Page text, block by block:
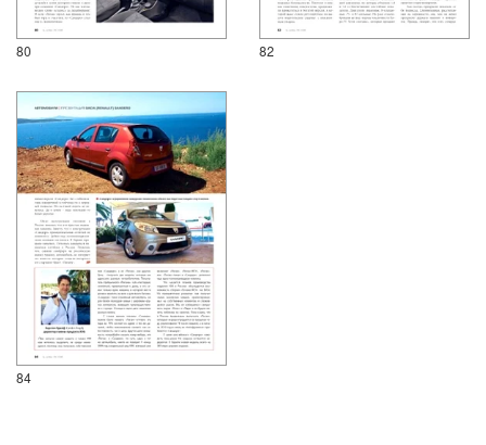
80 82
84